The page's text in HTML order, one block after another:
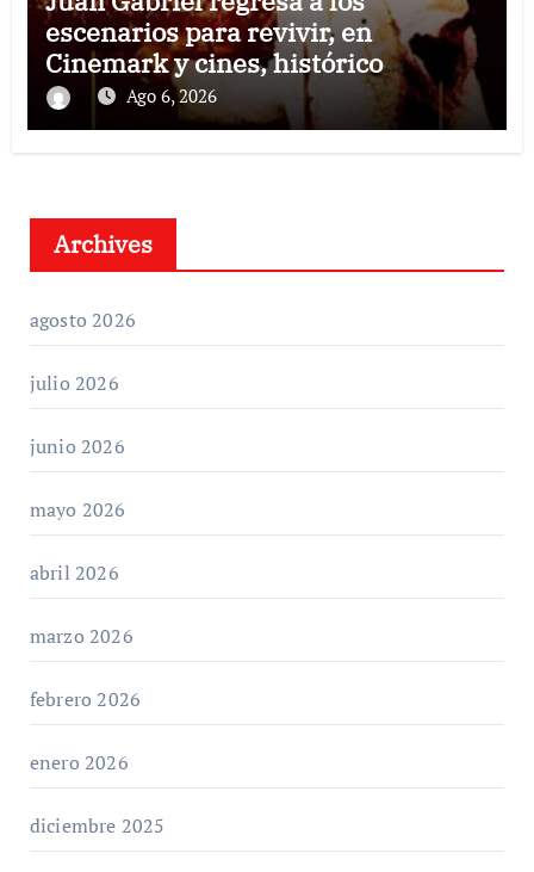
escenarios para revivir, en
Cinemark y cines, histórico
concierto en Palacio de Bellas Artes
Ago 6, 2026
Archives
agosto 2026
julio 2026
junio 2026
mayo 2026
abril 2026
marzo 2026
febrero 2026
enero 2026
diciembre 2025